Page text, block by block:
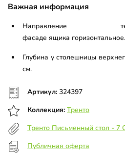
Важная информация
Направление
фасаде ящика горизонтальное.
Глубина у столешницы
см.
Артикул: 324397
Коллекция: Тренто
Тренто Письменный стол - 7
Публичная оферта